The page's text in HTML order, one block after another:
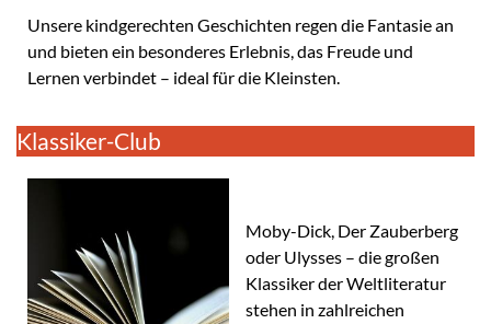
Unsere kindgerechten Geschichten regen die Fantasie an
und bieten ein besonderes Erlebnis, das Freude und
Lernen verbindet – ideal für die Kleinsten.
Klassiker-Club
Moby-Dick, Der Zauberberg
oder Ulysses – die großen
Klassiker der Weltliteratur
stehen in zahlreichen